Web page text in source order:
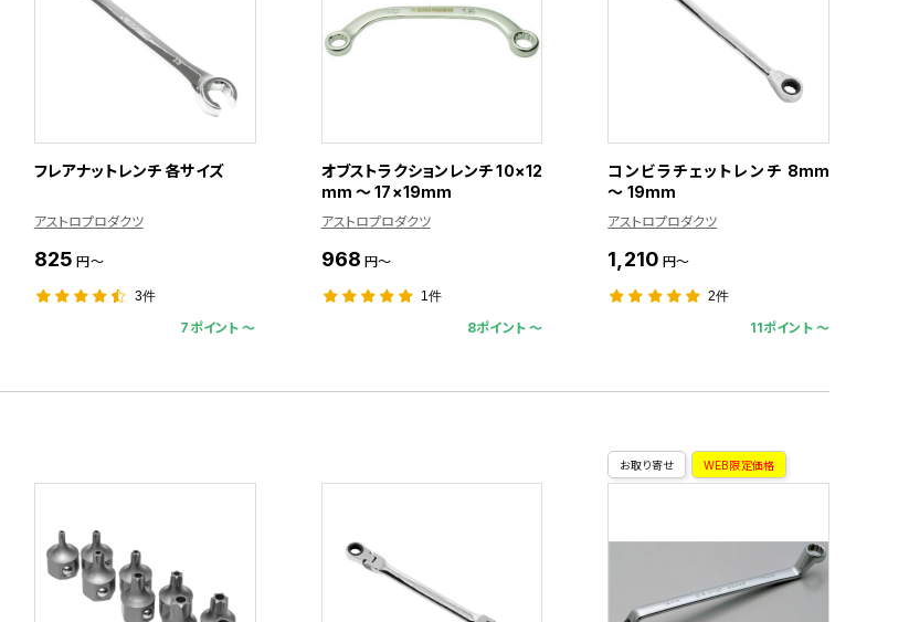
フレアナットレンチ 各サイズ
アストロプロダクツ
825 円～
3件
7ポイント 〜
オブストラクションレンチ 10×12
mm ～ 17×19mm
アストロプロダクツ
968 円～
1件
8ポイント 〜
コンビラチェットレンチ 8mm
～ 19mm
アストロプロダクツ
1,210 円～
2件
11ポイント 〜
お取り寄せ WEB限定価格